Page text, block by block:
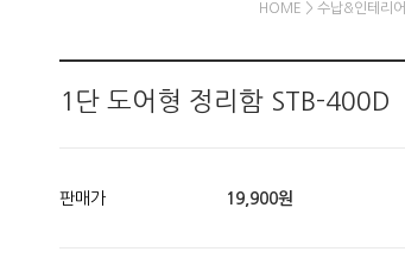
HOME > 수납&인테리어
1단 도어형 정리함 STB-400D
판매가 19,900원